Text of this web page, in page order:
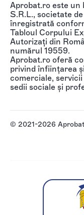
Aprobat.ro este un
S.R.L., societate
înregistrată
Tabloul Corpului
Autorizați din
numărul 19559.
Aprobat.ro oferă
privind înființarea
comerciale,
sedii sociale și
© 2021-2026